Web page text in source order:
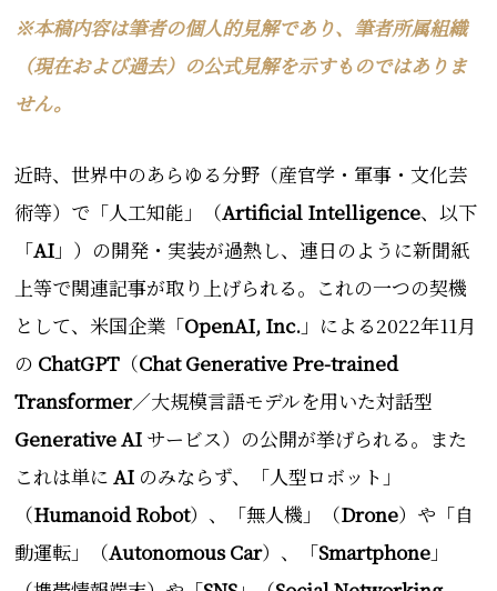
※本稿内容は筆者の個人的見解であり、筆者所属組織
（現在および過去）の公式見解を示すものではありま
せん。
近時、世界中のあらゆる分野（産官学・軍事・文化芸
術等）で「人工知能」（Artificial Intelligence、以下
「AI 」）の開発・実装が過熱し、連日のように新聞紙
上等で関連記事が取り上げられる。これの一つの契機
として、米国企業「OpenAI, Inc. 」による2022年11月
の ChatGPT （ChatGenerative Pre-trained
Transformer／大規模言語モデルを用いた対話型
Generative AI サービス）の公開が挙げられる。 また
これは単にAI のみならず、「人型ロボット」
（Humanoid Robot）、「無人機」（Drone）や「自
動運転」（Autonomous Car）、「Smartphone 」